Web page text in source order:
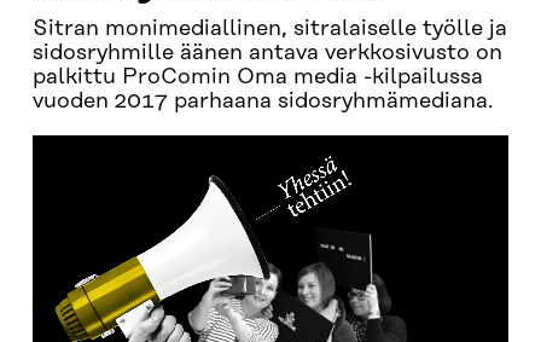
Sitran monimediallinen, sitralaiselle työlle ja
sidosryhmille äänen antava verkkosivusto on
palkittu ProComin Oma media -kilpailussa
vuoden 2017 parhaana sidosryhmämediana.